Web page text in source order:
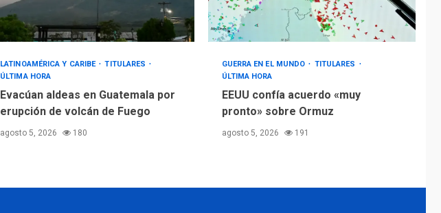
REGIONALES
TITULARES
ÚLTIMA HORA
Guardia Nacional
su 89° aniversario en
LATINOAMÉRICA Y CARIBE
TITULARES
ÚLTIMA HORA
Evacúan aldeas en Guatemala por
erupción de volcán de Fuego
agosto 5, 2026 180
GUERRA EN EL MUNDO
TITULARES
ÚLTIMA HORA
EEUU confía acuerdo «muy
pronto» sobre Ormuz
agosto 5, 2026 191